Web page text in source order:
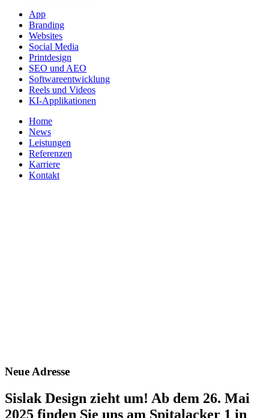
App
Branding
Websites
Social Media
Printdesign
SEO und AEO
Softwareentwicklung
Reels und Videos
KI-Applikationen
Home
News
Leistungen
Referenzen
Karriere
Kontakt
Neue Adresse
Sislak Design zieht um! Ab dem 26. Mai
2025 finden Sie uns am Spitalacker 1 in